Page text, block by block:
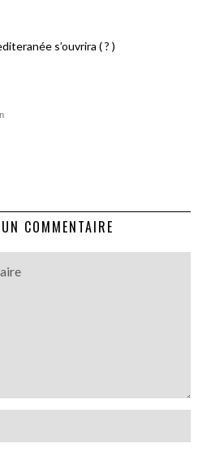
s’ouvrira ( ? )
COMMENTAIRE